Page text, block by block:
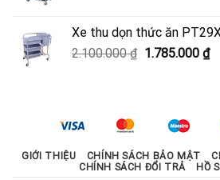
2.000.000 ₫.là:
Xe thu dọn thức ăn
2.100.000₫ Giá
1.785.000 ₫Giá
GIỚI THIỆU CHÍNH SÁCH BẢO MẬT
CHÍNH SÁCH ĐỔI TRẢ
HỒ